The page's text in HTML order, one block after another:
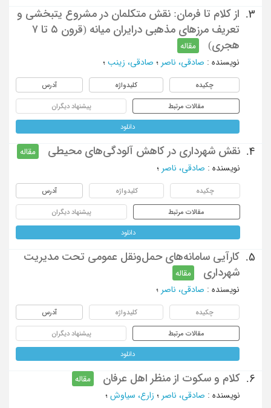
3.
از کلام تا فرمان: نقش متکلمان در مشروع یتبخشی و
تعریف مرزهای مذهبی درایران میانه (قرون ۵ تا ۷
هجری)
مقاله
نویسنده : صادقی، ناصر ؛ صادقی، زینب ؛
چکیده کلیدواژه آدرس
مقالات مرتبط پیشنهاد دیگران
دانلود
4. نقش شهرداری در کاهش آلودگی‌های محیطی
مقاله
نویسنده : صادقی، ناصر ؛
چکیده کلیدواژه آدرس
مقالات مرتبط پیشنهاد دیگران
دانلود
5.
کارآیی سامانه‌های حمل‌ونقل عمومی تحت مدیریت
شهرداری
مقاله
نویسنده : صادقی، ناصر ؛
چکیده کلیدواژه آدرس
مقالات مرتبط پیشنهاد دیگران
دانلود
6. کلام و سکوت از منظر اهل عرفان
مقاله
نویسنده : صادقی، ناصر ؛ زارع، سیاوش ؛